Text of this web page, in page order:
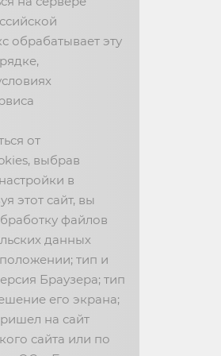
02-05
обрабатывает эту
от
выбрав
в
этот сайт, вы
файлов
данных
тип и
Браузера; тип
его экрана;
на сайт
сайта или по